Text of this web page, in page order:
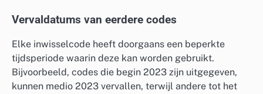
Vervaldatums van eerdere codes
Elke inwisselcode heeft doorgaans een beperkte
tijdsperiode waarin deze kan worden gebruikt.
Bijvoorbeeld, codes die begin 2023 zijn uitgegeven,
kunnen medio 2023 vervallen, terwijl andere tot het